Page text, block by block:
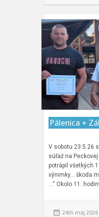
Pálenica +
V sobotu 23.5.26
súťaž na
potrápil všetkých
výnimky… škoda
…“ Okolo 11.
24th máj 2026